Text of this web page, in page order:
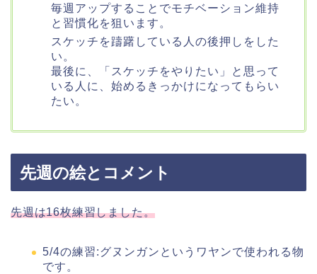
毎週アップすることでモチベーション維持
と習慣化を狙います。
スケッチを躊躇している人の後押しをした
い。
最後に、「スケッチをやりたい」と思って
いる人に、始めるきっかけになってもらい
たい。
先週の絵とコメント
先週は16枚練習しました。
5/4の練習:グヌンガンというワヤンで使われる物
です。